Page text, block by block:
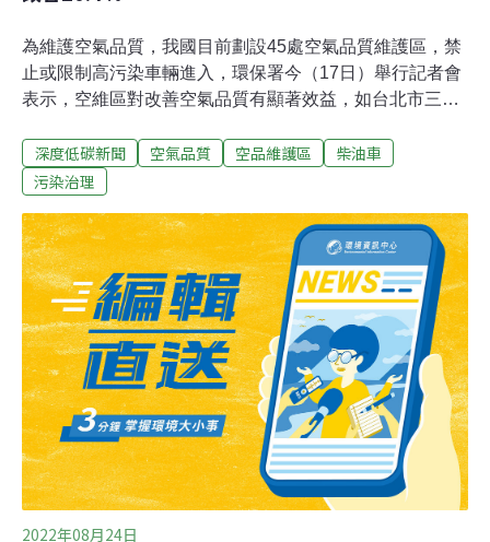
為維護空氣品質，我國目前劃設45處空氣品質維護區，禁
止或限制高污染車輛進入，環保署今（17日）舉行記者會
表示，空維區對改善空氣品質有顯著效益，如台北市三處
善26.3%。全台劃設45空氣品質維護區 加嚴管制移動污染
源根據《空氣污染防制法》，地方政府可因地制宜劃設空
機關與受影響對象協商，報請中央核定後實施。我國首處
空維區為新北市「台北港空氣品質維護區」，環保署陸續
核定45處空維區，包括港口五處、轉運站七處、機場兩
處、中小學與醫院五處、風景區16處及其他區域10處，目
前實施中的空維區有41處，還有三至四處在審核中。環保
署表示，空維區對改善空氣品質有顯著效益，以實施超過
一年的空維區為例，台北港PM2.5濃度降低至18.5微克
（µg／m3）、改善4.6%；台北市三處轉運站（台北、市
府、南港）
深度低碳新聞 空氣品質 空品維護區
柴油車
污染治理
2022年08月24日